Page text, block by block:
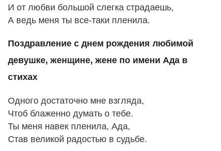
И от любви большой слегка страдаешь,
А ведь меня ты все-таки пленила.
Поздравление с днем рождения любимой
девушке, женщине, жене по имени Ада в
стихах
Одного достаточно мне взгляда,
Чтоб блаженно думать о тебе.
Ты меня навек пленила, Ада,
Став великой радостью в судьбе.